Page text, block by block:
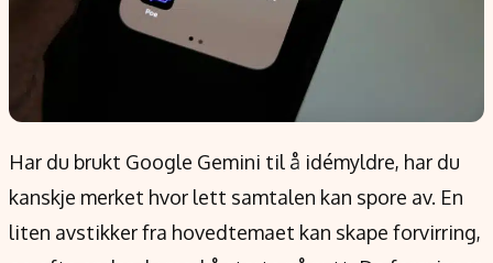
Grønt skifte
Forfattere og redaksjon
Har du brukt Google Gemini til å idémyldre, har du
kanskje merket hvor lett samtalen kan spore av. En
liten avstikker fra hovedtemaet kan skape forvirring,